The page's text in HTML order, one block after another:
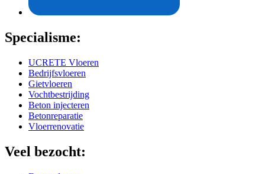
Specialisme:
UCRETE Vloeren
Bedrijfsvloeren
Gietvloeren
Vochtbestrijding
Beton injecteren
Betonreparatie
Vloerrenovatie
Veel bezocht: